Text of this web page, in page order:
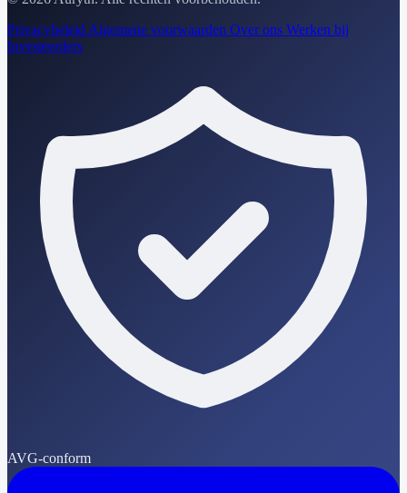
Privacybeleid Algemene voorwaarden Over ons Werken bij
Investeerders
AVG-conform